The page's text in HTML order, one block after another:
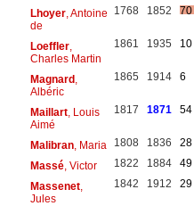
Lhoyer, Antoine
de
1768 1852 70
Loeffler,
Charles Martin
1861 1935 10
Magnard,
Albéric
1865 1914 6
Maillart, Louis
Aimé
1817 1871 54
Malibran, Maria 1808 1836
28
Massé, Victor 1822 1884
49
Massenet,
Jules
1842 1912 29